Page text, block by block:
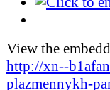
View the
http://xn--
plazmennykh-